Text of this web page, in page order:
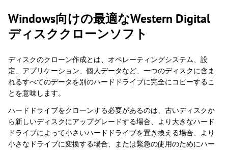
Windows向けの最適なWestern Digital
ディスククローンソフト
ディスクのクローン作成とは、オペレーティングシステム、設
定、アプリケーション、個人データなど、一つのディスクに含ま
れるすべてのデータを別のハードドライブに完全にコピーするこ
とを意味します。
ハードドライブをクローンする必要があるのは、古いディスクか
ら新しいディスクにアップグレードする場合、より大きなハード
ドライブによって小さいハードドライブを置き換える場合、より
小さなドライブに変換する場合、または緊急の使用のためにハー